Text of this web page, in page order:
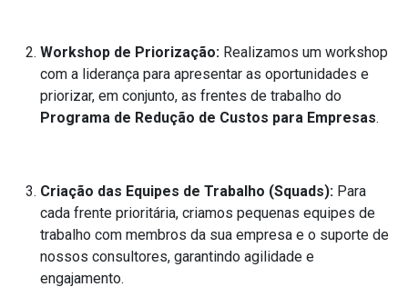
Workshop de Priorização: Realizamos um workshop
com a liderança para apresentar as oportunidades e
priorizar, em conjunto, as frentes de trabalho do
Programa de Redução de Custos para Empresas.
Criação das Equipes de Trabalho (Squads): Para
cada frente prioritária, criamos pequenas equipes de
trabalho com membros da sua empresa e o suporte de
nossos consultores, garantindo agilidade e
engajamento.